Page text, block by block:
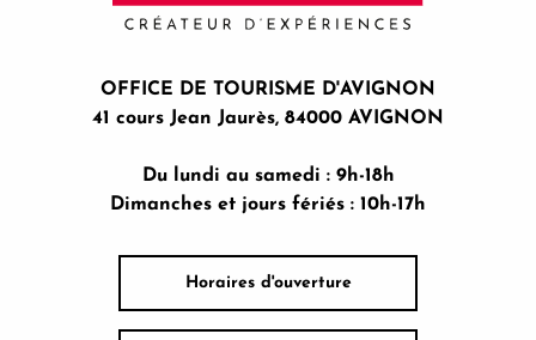
OFFICE DE TOURISME D'AVIGNON
41 cours Jean Jaurès, 84000 AVIGNON
Du lundi au samedi : 9h-18h
Dimanches et jours fériés : 10h-17h
Horaires d'ouverture